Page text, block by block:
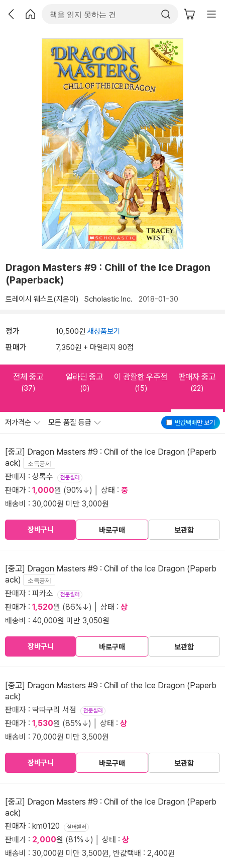
Dragon Masters #9 : Chill of the Ice Dragon
(Paperback)
트레이시 웨스트(지은이) Scholastic Inc. 2018-01-30
정가 10,500원 새상품보기
판매가 7,350원 + 마일리지 80점
전체 중고
(37)
알라딘 중고
(0)
이 광활한 우주점
(15)
판매자 중고
(22)
반값택배만 보기
저가격순 모든 품질 등급
[중고] Dragon Masters #9 : Chill of the Ice Dragon (Paperb
ack)
소득공제
판매자 : 상록수 전문셀러
판매가 : 1,000원 (90%↓) │ 상태 : 중
배송비 : 30,000원 미만 3,000원
장바구니 바로구매 보관함
[중고] Dragon Masters #9 : Chill of the Ice Dragon (Paperb
ack)
소득공제
판매자 : 피카소 전문셀러
판매가 : 1,520원 (86%↓) │ 상태 : 상
배송비 : 40,000원 미만 3,050원
장바구니 바로구매 보관함
[중고] Dragon Masters #9 : Chill of the Ice Dragon (Paperb
ack)
판매자 : 딱따구리 서점 전문셀러
판매가 : 1,530원 (85%↓) │ 상태 : 상
배송비 : 70,000원 미만 3,500원
장바구니 바로구매 보관함
[중고] Dragon Masters #9 : Chill of the Ice Dragon (Paperb
ack)
판매자 : km0120 실버셀러
판매가 : 2,000원 (81%↓) │ 상태 : 상
배송비 : 30,000원 미만 3,500원, 반값택배 : 2,400원